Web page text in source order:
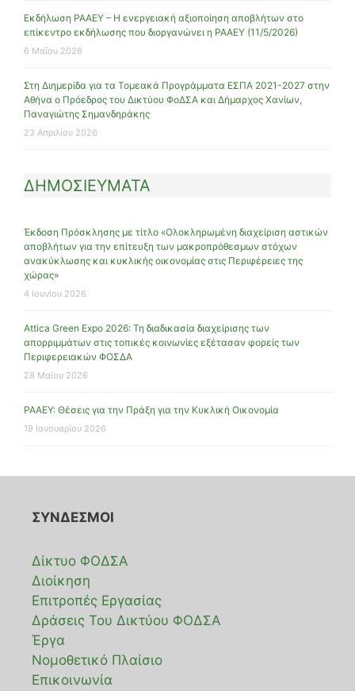
Εκδήλωση ΡΑΑΕΥ – Η ενεργειακή αξιοποίηση αποβλήτων στο
επίκεντρο εκδήλωσης που διοργανώνει η ΡΑΑΕΥ (11/5/2026)
6 Μαΐου 2026
Στη Διημερίδα για τα Τομεακά Προγράμματα ΕΣΠΑ 2021-2027 στην
Αθήνα ο Πρόεδρος του Δικτύου ΦοΔΣΑ και Δήμαρχος Χανίων,
Παναγιώτης Σημανδηράκης
23 Απριλίου 2026
ΔΗΜΟΣΙΕΥΜΑΤΑ
Έκδοση Πρόσκλησης με τίτλο «Ολοκληρωμένη διαχείριση αστικών
αποβλήτων για την επίτευξη των μακροπρόθεσμων στόχων
ανακύκλωσης και κυκλικής οικονομίας στις Περιφέρειες της
χώρας»
4 Ιουνίου 2026
Attica Green Expo 2026: Τη διαδικασία διαχείρισης των
απορριμμάτων στις τοπικές κοινωνίες εξέτασαν φορείς των
Περιφερειακών ΦΟΣΔΑ
28 Μαΐου 2026
ΡΑΑΕΥ: Θέσεις για την Πράξη για την Κυκλική Οικονομία
19 Ιανουαρίου 2026
ΣΥΝΔΕΣΜΟΙ
Δίκτυο ΦΟΔΣΑ
Διοίκηση
Επιτροπές Εργασίας
Δράσεις Του Δικτύου ΦΟΔΣΑ
Έργα
Νομοθετικό Πλαίσιο
Επικοινωνία